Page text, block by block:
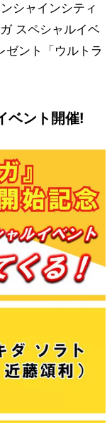
シャインシティ
スペシャルイベ
ント「ウルトラ
ベント開催!